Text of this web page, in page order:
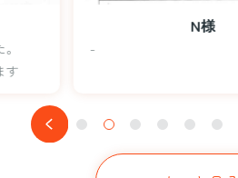
す
N様
-